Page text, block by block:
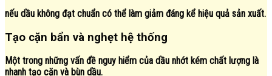
nếu dầu không đạt chuẩn có thể làm giảm đáng kể hiệu quả sản xuất.
Tạo cặn bẩn và nghẹt hệ thống
Một trong những vấn đề nguy hiểm của dầu nhớt kém chất lượng là
nhanh tạo cặn và bùn dầu.